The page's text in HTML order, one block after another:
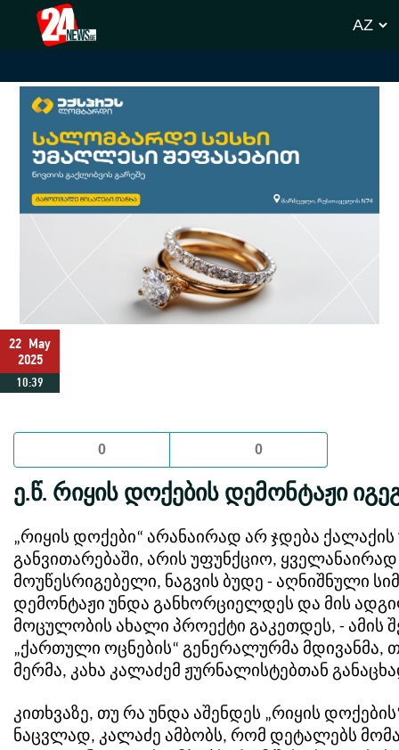
22 May
2025
10:39
0 0
ე.წ. რიყის დოქების დემონტაჟი
„რიყის დოქები“ არანაირად არ ჯდება
განვითარებაში, არის უფუნქციო, ყველანაირად
მოუწესრიგებელი, ნაგვის ბუდე - აღნიშნული
დემონტაჟი უნდა განხორციელდეს და მის
მოცულობის ახალი პროექტი გაკეთდეს, - ამის
„ქართული ოცნების“ გენერალურმა მდივანმა,
მერმა, კახა კალაძემ ჟურნალისტებთან
კითხვაზე, თუ რა უნდა აშენდეს „რიყის
ნაცვლად, კალაძე ამბობს, რომ დეტალებს